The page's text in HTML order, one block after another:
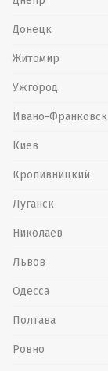
Донецк
Житомир
Ужгород
Ивано-Франковск
Киев
Кропивницкий
Луганск
Николаев
Львов
Одесса
Полтава
Ровно